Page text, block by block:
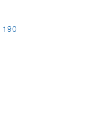
190